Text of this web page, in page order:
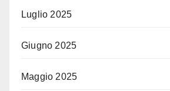
Luglio 2025
Giugno 2025
Maggio 2025